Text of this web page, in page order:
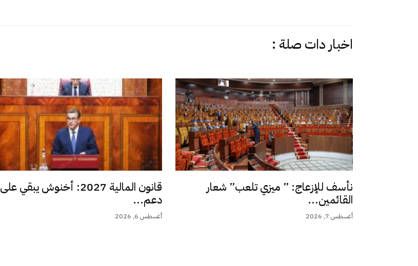
اخبار دات صلة :
نأسف للإزعاج: ” ميزي تلعب” شعار
القائمين...
أغسطس 7, 2026
قانون المالية 2027: أخنوش يبقي على
دعم...
أغسطس 6, 2026